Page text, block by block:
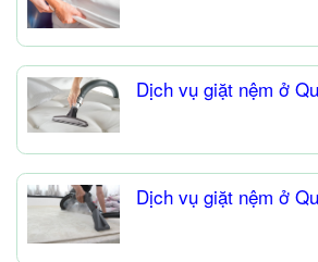
Dịch vụ giặt nệm ở
Dịch vụ giặt nệm ở